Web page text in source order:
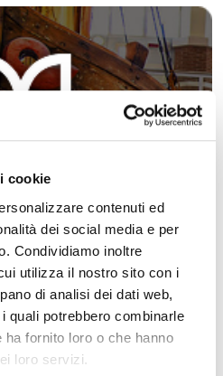
cookie
contenuti ed
dei social media e per
Condividiamo inoltre
utilizza il nostro sito con i
di analisi dei dati web,
quali potrebbero combinarle
fornito loro o che hanno
loro servizi.